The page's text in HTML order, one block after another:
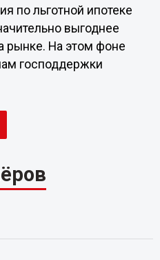
по льготной ипотеке
выгоднее
рынке. На этом фоне
господдержки